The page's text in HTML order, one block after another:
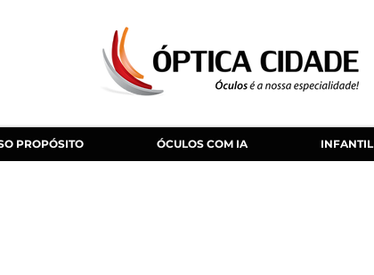
PROPÓSITO ÓCULOS COM IA INFANTIL